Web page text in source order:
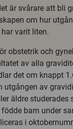
är svårare att bli
om hur
varit liten.
obstetrik och
av alla
det om knappt
utgången av
äldre
barn under
i